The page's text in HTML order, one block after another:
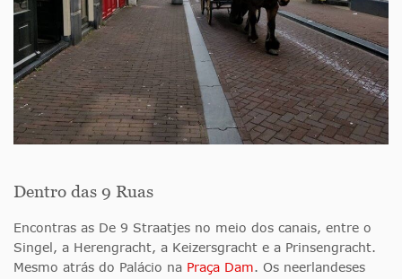
Dentro das 9 Ruas
Encontras as De 9 Straatjes no meio dos canais, entre o
Singel, a Herengracht, a Keizersgracht e a Prinsengracht.
Mesmo atrás do Palácio na Praça Dam. Os neerlandeses